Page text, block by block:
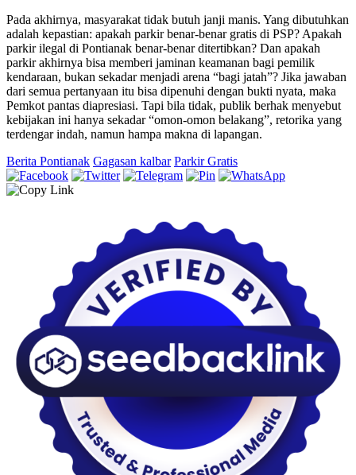
Pada akhirnya, masyarakat tidak butuh janji manis. Yang dibutuhkan
adalah kepastian: apakah parkir benar-benar gratis di PSP? Apakah
parkir ilegal di Pontianak benar-benar ditertibkan? Dan apakah
parkir akhirnya bisa memberi jaminan keamanan bagi pemilik
kendaraan, bukan sekadar menjadi arena “bagi jatah”? Jika jawaban
dari semua pertanyaan itu bisa dipenuhi dengan bukti nyata, maka
Pemkot pantas diapresiasi. Tapi bila tidak, publik berhak menyebut
kebijakan ini hanya sekadar “omon-omon belakang”, retorika yang
terdengar indah, namun hampa makna di lapangan.
Berita Pontianak Gagasan kalbar Parkir Gratis